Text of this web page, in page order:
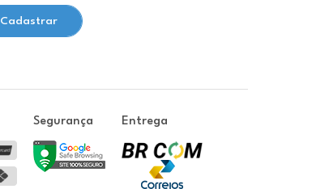
Cadastrar
Segurança Entrega